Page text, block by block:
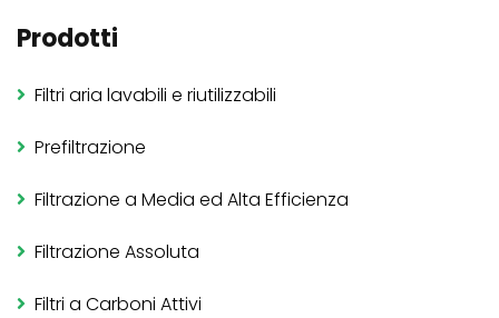
Prodotti
Filtri aria lavabili e riutilizzabili
Prefiltrazione
Filtrazione a Media ed Alta Efficienza
Filtrazione Assoluta
Filtri a Carboni Attivi